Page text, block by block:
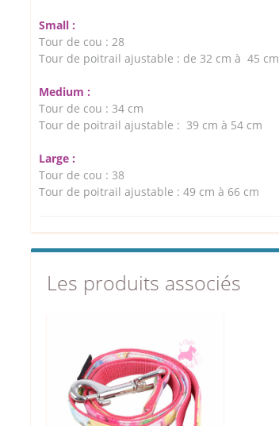
Small :
Tour de cou : 28
Tour de poitrail ajustable : de 32 cm à 45 cm
Medium :
Tour de cou : 34 cm
Tour de poitrail ajustable : 39 cm à 54 cm
Large :
Tour de cou : 38
Tour de poitrail ajustable : 49 cm à 66 cm
Les produits associés